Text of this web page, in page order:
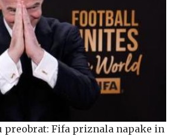
preobrat: Fifa priznala napake in